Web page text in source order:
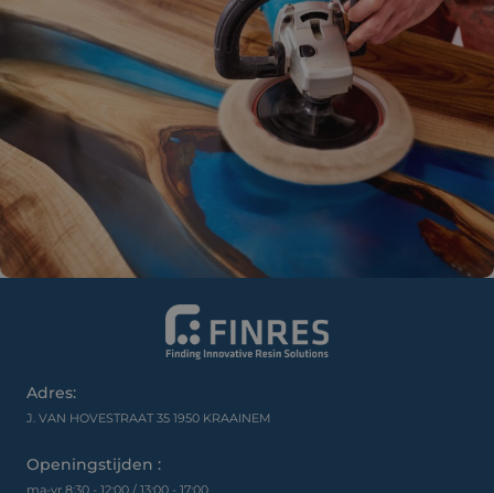
Adres:
J. VAN HOVESTRAAT 35 1950 KRAAINEM
Openingstijden :